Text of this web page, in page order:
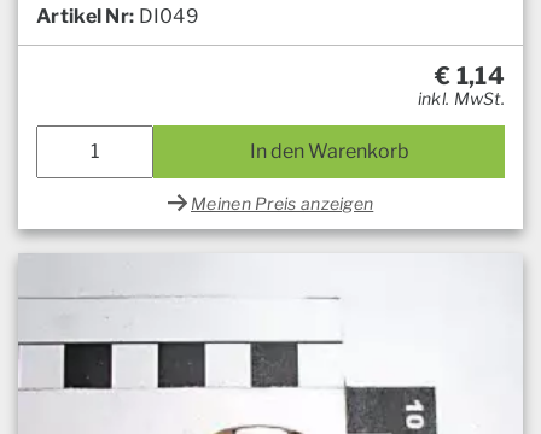
Artikel Nr: DI049
€ 1,14
inkl. MwSt.
In den Warenkorb
Meinen Preis anzeigen